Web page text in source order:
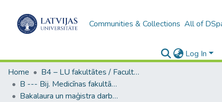
Communities & Collections All of
Log In
Home
B4 – LU fakultātes / Faculties of the UL
B --- Bij. Medicīnas fakultātes studentu noslēguma darbi / Faculty of Medicine - Graduate works
Bakalaura un maģistra darbi (MF) / Bachelor's and Master's theses